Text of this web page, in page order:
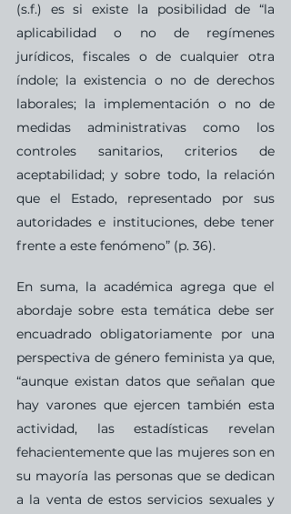
(s.f.) es si existe la posibilidad de “la
aplicabilidad o no de regímenes
jurídicos, fiscales o de cualquier otra
índole; la existencia o no de derechos
laborales; la implementación o no de
medidas administrativas como los
controles sanitarios, criterios de
aceptabilidad; y sobre todo, la relación
que el Estado, representado por sus
autoridades e instituciones, debe tener
frente a este fenómeno” (p. 36).
En suma, la académica agrega que el
abordaje sobre esta temática debe ser
encuadrado obligatoriamente por una
perspectiva de género feminista ya que,
“aunque existan datos que señalan que
hay varones que ejercen también esta
actividad, las estadísticas revelan
fehacientemente que las mujeres son en
su mayoría las personas que se dedican
a la venta de estos servicios sexuales y